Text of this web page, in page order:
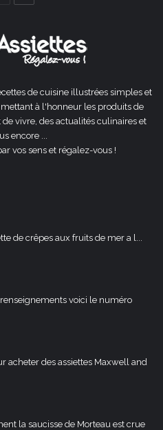
de cuisine illustrées simples et
à l'honneur les produits de
vivre, des actualités culinaires et
encore ...
vos sens et régalez-vous !
de crêpes aux fruits de mer a l...
voici le numéro
acheter des assiettes Maxwell and
la saucisse de Morteau est crue